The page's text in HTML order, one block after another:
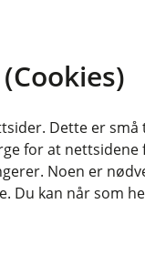
være
Dette er små
for at nettsidene
Noen er
Du kan når som